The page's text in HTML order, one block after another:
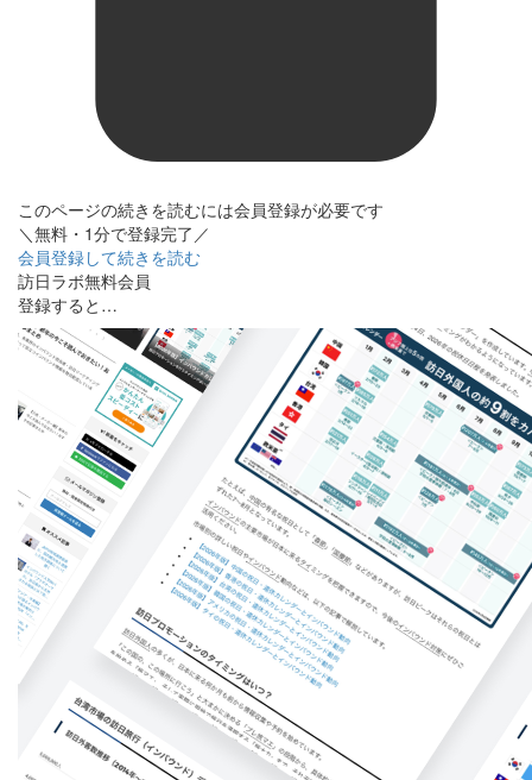
このページの続きを読むには会員登録が必要です
＼無料・1分で登録完了／
会員登録して続きを読む
訪日ラボ無料会員
登録すると…